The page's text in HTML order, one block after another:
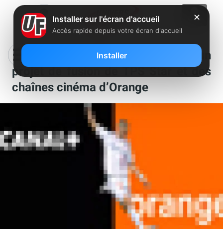
Canal+ et Orange annoncent un
projet de fusion de TPS Star et des
chaînes cinéma d’Orange
✕
Installer sur l'écran d'accueil
Accès rapide depuis votre écran d'accueil
Installer